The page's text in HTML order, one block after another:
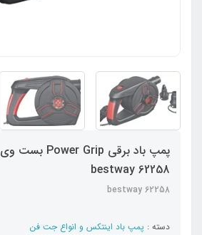
پمپ باد برقی Power Grip بست وی
bestway 62258
bestway 62258
دسته : پمپ باد اینتکس و انواع جت فن